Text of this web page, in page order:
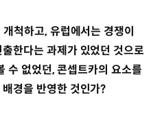
척하고, 유럽에서는 경쟁이
한다는 과제가 있었던 것으로
수 없었던, 콘셉트카의 요소를
경을 반영한 것인가?